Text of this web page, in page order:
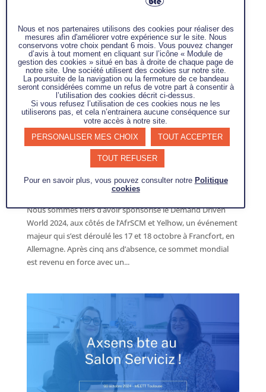
DEMAND DRIVEN WORLD
par Nathalie Chanet|Oct 24, 2024|Articles évènements
Nous sommes fiers d’avoir sponsorisé le Demand Driven
World 2024, aux côtés de l’AfrSCM et Yelhow, un événement
majeur qui s’est déroulé les 17 et 18 octobre à Francfort, en
Allemagne. Après cinq ans d’absence, ce sommet mondial
est revenu en force avec un...
Nous et nos partenaires utilisons des cookies pour réaliser des
mesures afin d'améliorer votre expérience sur le site. Nous
conservons votre choix pendant 6 mois. Vous pouvez changer
d’avis à tout moment en cliquant sur l’icône « Module de
gestion des cookies » situé en bas à droite de chaque page de
notre site. Une société utilisent des cookies sur notre site.
La poursuite de la navigation ou la fermeture de ce bandeau
seront considérées comme un refus de votre part à consentir à
l’utilisation des cookies décrit ci-dessus.
Si vous refusez l’utilisation de ces cookies nous ne les
utiliserons pas, et cela n’entrainera aucune conséquence sur
votre accès à notre site.
PERSONALISER MES CHOIX
TOUT ACCEPTER
TOUT REFUSER
Pour en savoir plus, vous pouvez consulter notre Politique
cookies